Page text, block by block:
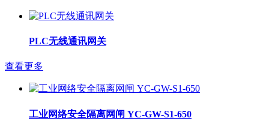
PLC无线通讯网关
查看更多
工业网络安全隔离网闸 YC-GW-S1-650